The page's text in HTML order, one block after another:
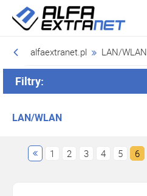
alfaextranet.pl LAN/WLAN
Filtry:
LAN/WLAN
1 2 3 4 5 6